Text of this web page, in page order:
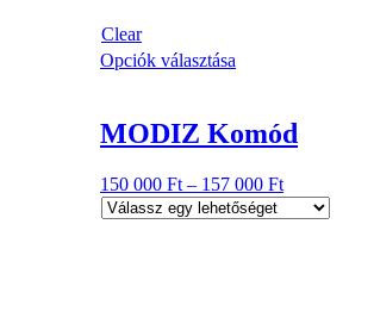
Clear
Opciók választása
MODIZ Komód
150 000 Ft – 157 000 Ft